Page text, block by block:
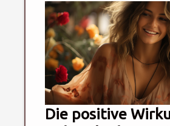
Die positive